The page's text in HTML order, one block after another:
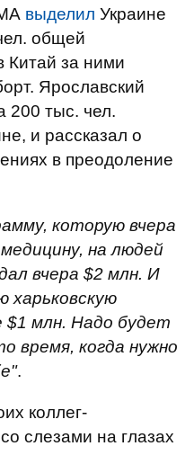
выделил Украине
общей
Китай за ними
Ярославский
200 тыс. чел.
и рассказал о
в преодоление
которую вчера
на людей
вчера $2 млн. И
харьковскую
$1 млн. Надо будет
время, когда нужно
.
коллег-
слезами на глазах